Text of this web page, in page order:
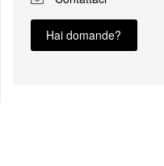
Hai domande?